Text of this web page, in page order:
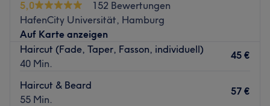
Gefühl nach Hause gehen.
Zurück zur Salonansicht
5,0
152 Bewertungen
HafenCity Universität, Hamburg
Auf Karte anzeigen
Haircut (Fade, Taper, Fasson, individuell)
40 Min.
45 €
Haircut & Beard
55 Min.
57 €